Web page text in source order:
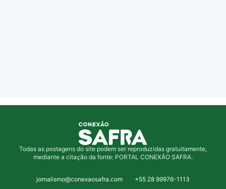
Todas as postagens do site podem ser reproduzidas gratuitamente,
mediante a citação da fonte: PORTAL CONEXÃO SAFRA.
jornalismo@conexaosafra.com +55 28 99976-1113